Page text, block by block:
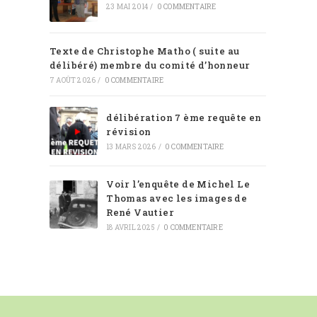
23 MAI 2014 / 0 COMMENTAIRE
Texte de Christophe Matho ( suite au
délibéré) membre du comité d’honneur
7 AOÛT 2026 / 0 COMMENTAIRE
délibération 7 ème requête en
révision
13 MARS 2026 / 0 COMMENTAIRE
Voir l’enquête de Michel Le
Thomas avec les images de
René Vautier
18 AVRIL 2025 / 0 COMMENTAIRE